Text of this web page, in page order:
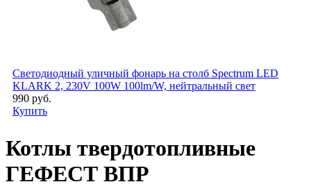
Светодиодный уличный фонарь на столб Spectrum LED
KLARK 2, 230V 100W 100lm/W, нейтральный свет
990 руб.
Купить
Котлы твердотопливные
ГЕФЕСТ ВПР